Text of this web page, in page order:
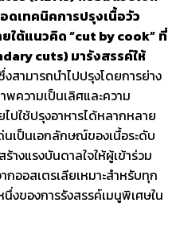
ดเทคนิคการปรุงเนื้อวัว
ใต้แนวคิด “cut by cook” ที่
cuts) มารังสรรค์ให้
งสามารถนำไปปรุงโดยการย่าง
พความเป็นเลิศและความ
ไปใช้ปรุงอาหารได้หลากหลาย
เป็นเอกลักษณ์ของเนื้อระดับ
างแรงบันดาลใจให้ผู้เข้าร่วม
กออสเตรเลียเหมาะสำหรับทุก
ของการรังสรรค์เมนูพิเศษใน